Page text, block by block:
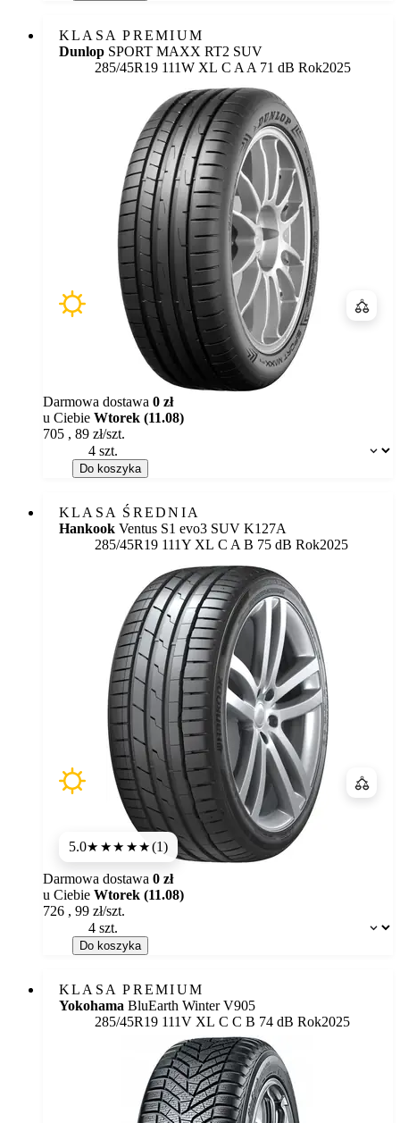
KLASA PREMIUM
Dunlop SPORT MAXX RT2 SUV
285/45R19 111W XL Etykieta:
C A A 71 dB Rok2025
Dostępność:
Darmowa dostawa 0 zł
u Ciebie Wtorek (11.08)
705 , 89 zł/szt.
Do koszyka
KLASA ŚREDNIA
Hankook Ventus S1 evo3 SUV K127A
285/45R19 111Y XL Etykieta:
C A B 75 dB Rok2025
5.0★★★★★(1)
Dostępność:
Darmowa dostawa 0 zł
u Ciebie Wtorek (11.08)
726 , 99 zł/szt.
Do koszyka
KLASA PREMIUM
Yokohama BluEarth Winter V905
285/45R19 111V XL Etykieta:
C C B 74 dB Rok2025